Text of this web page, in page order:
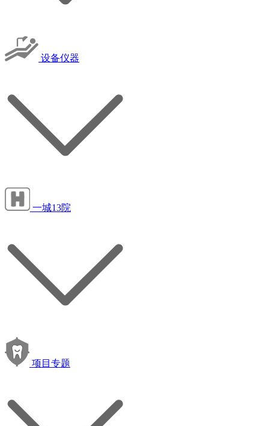
设备仪器
一城13院
项目专题